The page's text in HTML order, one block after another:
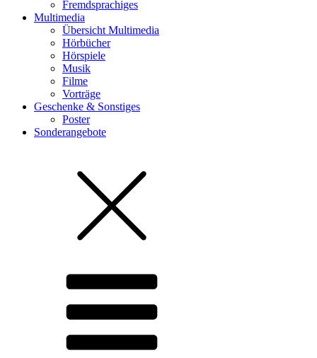
Fremdsprachiges
Multimedia
Übersicht Multimedia
Hörbücher
Hörspiele
Musik
Filme
Vorträge
Geschenke & Sonstiges
Poster
Sonderangebote